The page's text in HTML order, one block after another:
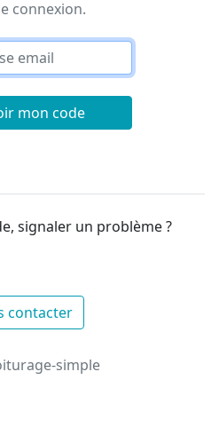
connexion.
mon code
signaler un problème ?
contacter
simple